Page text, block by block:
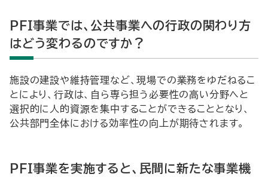
PFI事業では、公共事業への行政の関わり方
はどう変わるのですか？
施設の建設や維持管理など、現場での業務をゆだねるこ
とにより、行政は、自ら専ら担う必要性の高い分野へと
選択的に人的資源を集中することができることとなり、
公共部門全体における効率性の向上が期待されます。
PFI事業を実施すると、民間に新たな事業機